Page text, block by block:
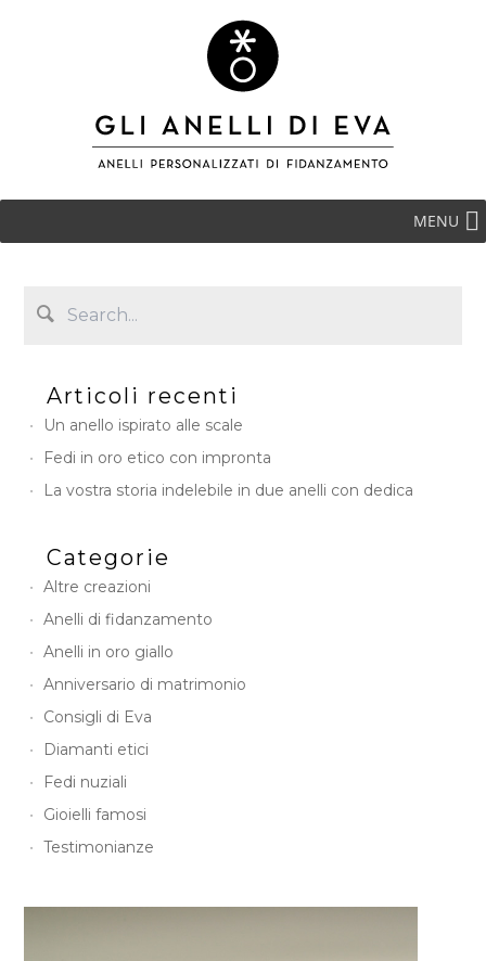
MENU
Articoli recenti
Un anello ispirato alle scale
Fedi in oro etico con impronta
La vostra storia indelebile in due anelli con dedica
Categorie
Altre creazioni
Anelli di fidanzamento
Anelli in oro giallo
Anniversario di matrimonio
Consigli di Eva
Diamanti etici
Fedi nuziali
Gioielli famosi
Testimonianze